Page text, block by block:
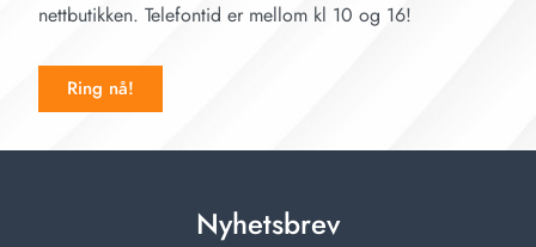
nettbutikken. Telefontid er mellom kl 10 og 16!
Ring nå!
Nyhetsbrev